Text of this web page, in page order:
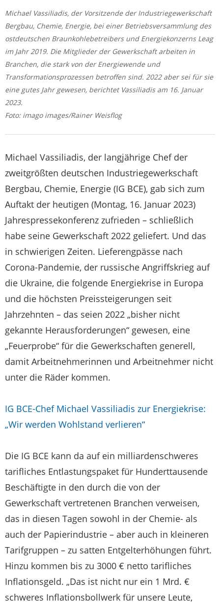
Michael Vassiliadis, der Vorsitzende der Industriegewerkschaft
Bergbau, Chemie, Energie, bei einer Betriebsversammlung des
ostdeutschen Braunkohlebetreibers und Energiekonzerns Leag
im Jahr 2019. Die Mitglieder der Gewerkschaft arbeiten in
Branchen, die stark von der Energiewende und
Transformationsprozessen betroffen sind. 2022 aber sei für sie
eine gutes Jahr gewesen, berichtet Vassiliadis am 16. Januar
2023.
Foto: imago images/Rainer Weisflog
Michael Vassiliadis, der langjährige Chef der
zweitgrößten deutschen Industriegewerkschaft
Bergbau, Chemie, Energie (IG BCE), gab sich zum
Auftakt der heutigen (Montag, 16. Januar 2023)
Jahrespressekonferenz zufrieden – schließlich
habe seine Gewerkschaft 2022 geliefert. Und das
in schwierigen Zeiten. Lieferengpässe nach
Corona-Pandemie, der russische Angriffskrieg auf
die Ukraine, die folgende Energiekrise in Europa
und die höchsten Preissteigerungen seit
Jahrzehnten – das seien 2022 „bisher nicht
gekannte Herausforderungen“ gewesen, eine
„Feuerprobe“ für die Gewerkschaften generell,
damit Arbeitnehmerinnen und Arbeitnehmer nicht
unter die Räder kommen.
IG BCE-Chef Michael Vassiliadis zur Energiekrise:
„Wir werden Wohlstand verlieren“
Die IG BCE kann da auf ein milliardenschweres
tarifliches Entlastungspaket für Hunderttausende
Beschäftigte in den durch die von der
Gewerkschaft vertretenen Branchen verweisen,
das in diesen Tagen sowohl in der Chemie- als
auch der Papierindustrie – aber auch in kleineren
Tarifgruppen – zu satten Entgelterhöhungen führt.
Hinzu kommen bis zu 3000 € netto tarifliches
Inflationsgeld. „Das ist nicht nur ein 1 Mrd. €
schweres Inflationsbollwerk für unsere Leute,